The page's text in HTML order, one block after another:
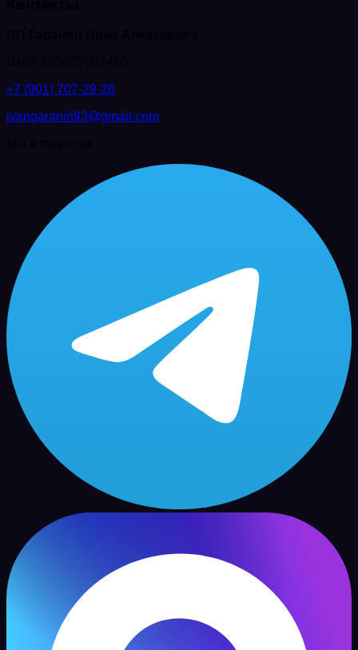
+7 (901) 707-29-26
ivangaranin93@gmail.com